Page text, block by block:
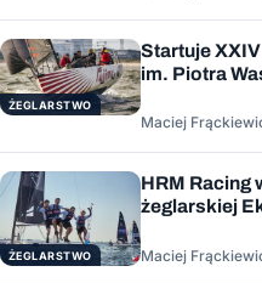
ŻEGLARSTWO
Startuje
im. Piotra
Maciej
ŻEGLARSTWO
HRM Racing
żeglarskiej
Maciej